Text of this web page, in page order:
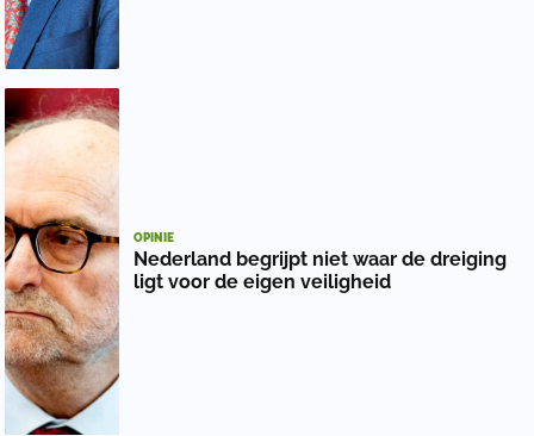
OPINIE
Nederland begrijpt niet waar de dreiging
ligt voor de eigen veiligheid